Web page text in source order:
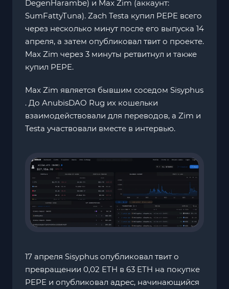
DegenHarambe) и Max Zim (аккаунт:
SumFattyTuna). Zach Testa купил PEPE всего
через несколько минут после его выпуска 14
апреля, а затем опубликовал твит о проекте.
Max Zim через 3 минуты ретвитнул и также
купил PEPE.
Max Zim является бывшим соседом Sisyphus
. До AnubisDAO Rug их кошельки
взаимодействовали для переводов, а Zim и
Testa участвовали вместе в интервью.
17 апреля Sisyphus опубликовал твит о
превращении 0,02 ETH в 63 ETH на покупке
PEPE и опубликовал адрес, начинающийся